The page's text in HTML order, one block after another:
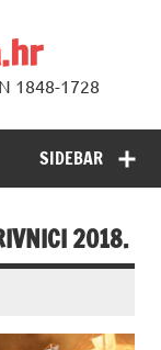
1848-1728
SIDEBAR
2018.